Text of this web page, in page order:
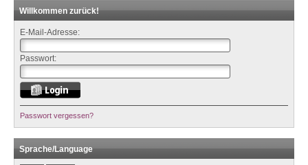
Willkommen zurück!
E-Mail-Adresse:
Passwort:
Passwort vergessen?
Sprache/Language